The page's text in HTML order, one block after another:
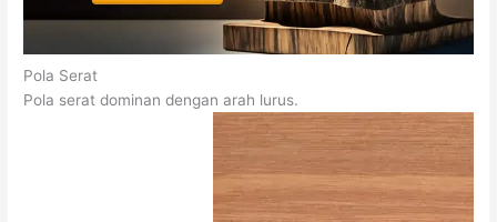
Pola Serat
Pola serat dominan dengan arah lurus.